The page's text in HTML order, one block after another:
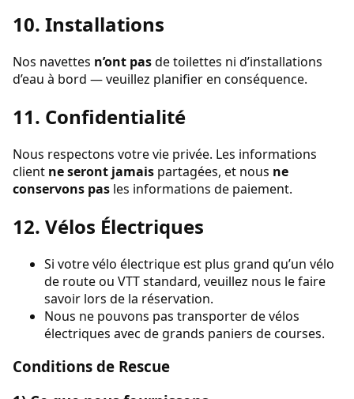
10. Installations
Nos navettes n’ont pasde toilettes ni d’installations
d’eau à bord — veuillez planifier en conséquence.
11. Confidentialité
Nous respectons votre vie privée. Les informations
client ne seront jamais partagées, et nous ne
conservons pas les informations de paiement.
12. Vélos Électriques
Si votre vélo électrique est plus grand qu’un vélo
de route ou VTT standard, veuillez nous le faire
savoir lors de la réservation.
Nous ne pouvons pas transporter de vélos
électriques avec de grands paniers de courses.
Conditions de Rescue